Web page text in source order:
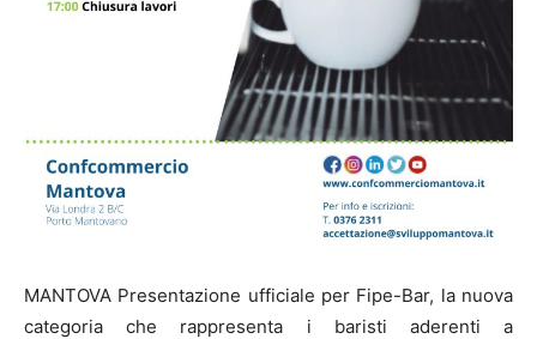
MANTOVA Presentazione ufficiale per Fipe-Bar, la nuova
categoria che rappresenta i baristi aderenti a